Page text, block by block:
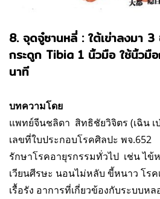
8. จุดจู๋ซานหลี่ : ใต้เข่าลงมา
กระดูก Tibia 1 นิ้วมือ ใช้นิ้ว
นาที
บทความโดย
แพทย์จีนชลิดา สิทธิชัยวิจิตร (เฉิน เ
เลขที่ใบประกอบโรคศิลปะ พจ.652
รักษาโรคอายุรกรรมทั่วไป เช่น ไข้
เวียนศีรษะ นอนไม่หลับ ขี้หนาว โร
เรื้อรัง อาการที่เกี่ยวข้องกับระบบหล